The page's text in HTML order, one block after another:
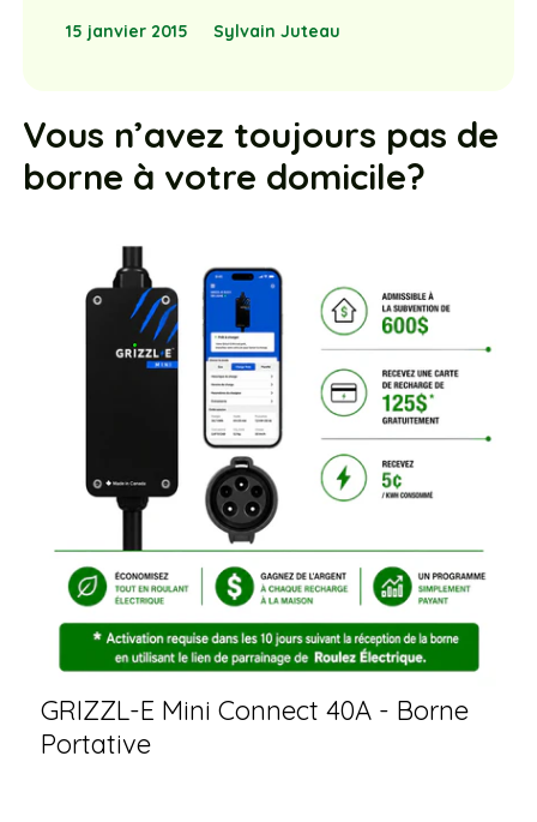
15 janvier 2015 Sylvain Juteau
Vous n’avez toujours pas de
borne à votre domicile?
GRIZZL-E Mini Connect 40A - Borne
Portative